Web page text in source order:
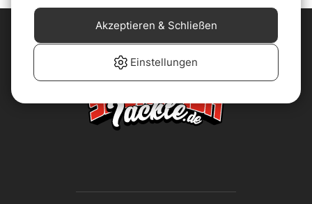
Einstellungen
Akzeptieren & Schließen